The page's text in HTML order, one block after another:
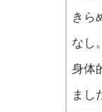
きら
なし
身体
まし